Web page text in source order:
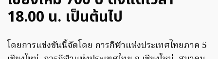
18.00 น. เป็นต้นไป
โดยการแข่งขันนี้จัดโดย การกีฬาแห่งประเทศไทยภาค 5